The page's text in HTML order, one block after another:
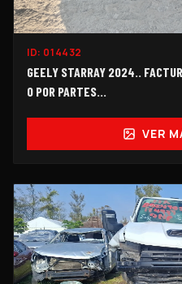
ID: 014432
GEELY STARRAY 2024..
O POR PARTES...
VER